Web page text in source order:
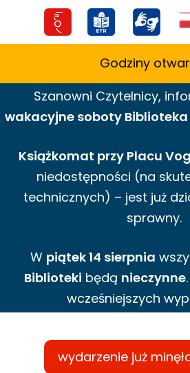
Godziny
Szanowni Czytelnicy,
wakacyjne soboty Biblioteka
Książkomat przy Placu
niedostępności (na
technicznych) – jest już
sprawny.
W piątek 14 sierpnia
Biblioteki będą nieczynne
wcześniejszych
wydarzenie już